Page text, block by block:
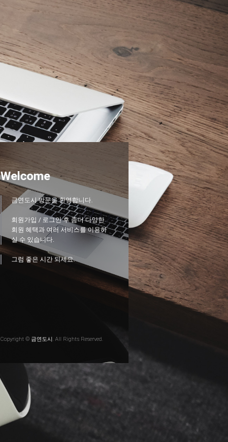
Welcome
금연도시 방문을 환영합니다.
회원가입 / 로그인 후 좀더 다양한
회원 혜택과 여러 서비스를 이용하
실 수 있습니다.
그럼 좋은 시간 되세요.
Copyright © 금연도시. All Rights Reserved.